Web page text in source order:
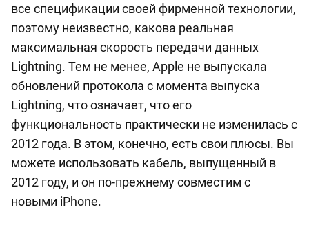
все спецификации своей фирменной технологии,
поэтому неизвестно, какова реальная
максимальная скорость передачи данных
Lightning. Тем не менее, Apple не выпускала
обновлений протокола с момента выпуска
Lightning, что означает, что его
функциональность практически не изменилась с
2012 года. В этом, конечно, есть свои плюсы. Вы
можете использовать кабель, выпущенный в
2012 году, и он по-прежнему совместим с
новыми iPhone.